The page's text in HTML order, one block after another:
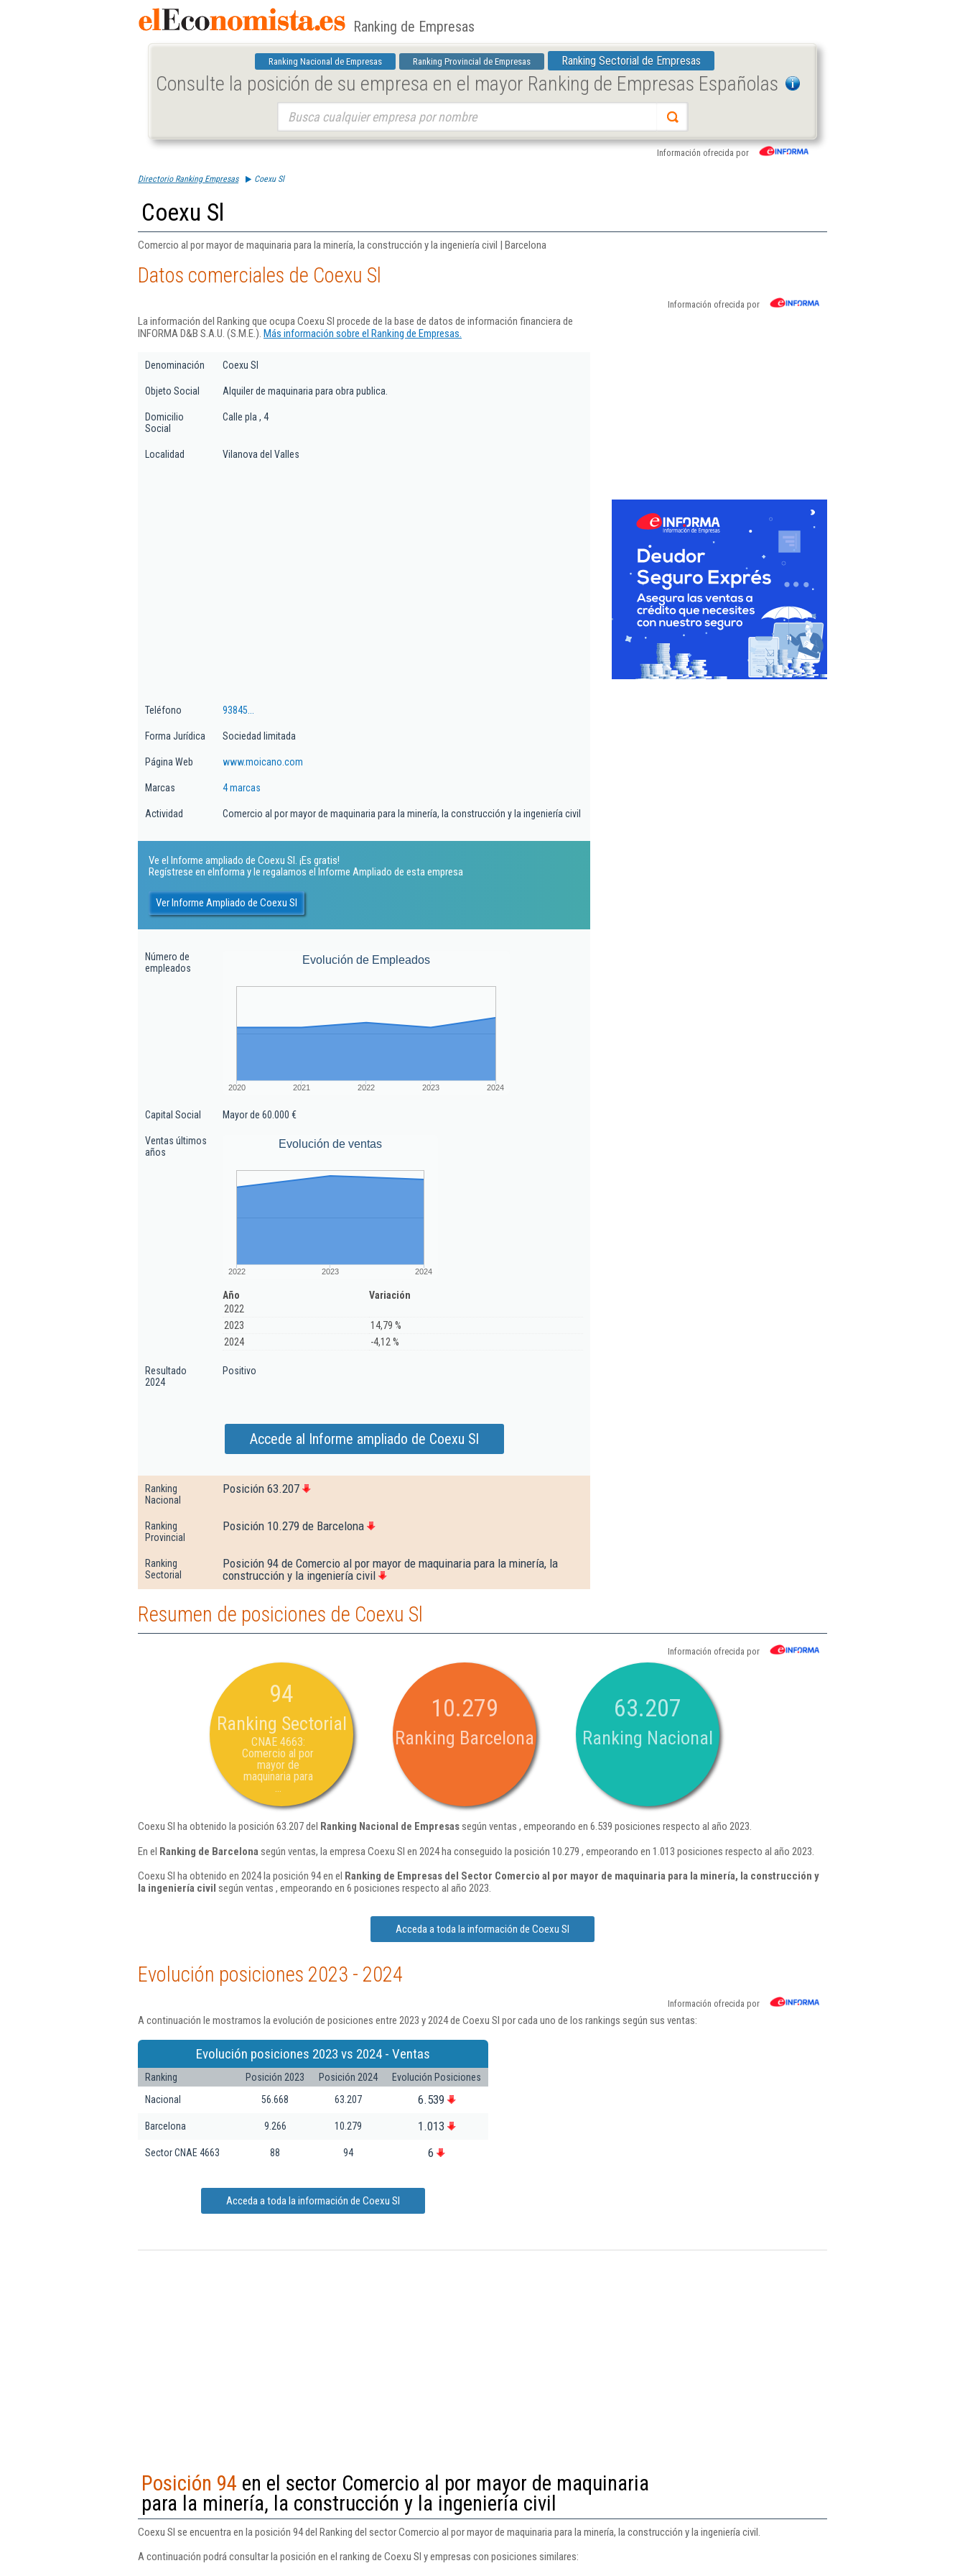
Ranking de Empresas
Ranking Nacional de Empresas Ranking Provincial de Empresas Ranking Sectorial de Empresas
Consulte la posición de su empresa en el mayor Ranking de Empresas Españolas
Información ofrecida por
Directorio Ranking Empresas Coexu Sl
Coexu Sl
Comercio al por mayor de maquinaria para la minería, la construcción y la ingeniería civil | Barcelona
Datos comerciales de Coexu Sl
Información ofrecida por
La información del Ranking que ocupa Coexu Sl procede de la base de datos de información financiera de
INFORMA D&B S.A.U. (S.M.E.). Más información sobre el Ranking de Empresas.
Denominación Coexu Sl
Objeto Social Alquiler de maquinaria para obra publica.
Domicilio
Social
Calle pla , 4
Localidad Vilanova del Valles
Teléfono 93845...
Forma Jurídica Sociedad limitada
Página Web www.moicano.com
Marcas 4 marcas
Actividad Comercio al por mayor de maquinaria para la minería, la construcción y la ingeniería civil
Ve el Informe ampliado de Coexu Sl. ¡Es gratis!
Regístrese en eInforma y le regalamos el Informe Ampliado de esta empresa
Ver Informe Ampliado de Coexu Sl
Número de
empleados
Evolución de Empleados
2020 2021 2022 2023 2024
Capital Social Mayor de 60.000 €
Ventas últimos
años
Evolución de ventas
2022 2023 2024
Año
Variación
2022
2023
14,79 %
2024
-4,12 %
Resultado
2024
Positivo
Accede al Informe ampliado de Coexu Sl
Ranking
Nacional
Posición 63.207
Ranking
Provincial
Posición 10.279 de Barcelona
Ranking
Sectorial
Posición 94 de Comercio al por mayor de maquinaria para la minería, la
construcción y la ingeniería civil
Resumen de posiciones de Coexu Sl
Información ofrecida por
94
Ranking Sectorial
CNAE 4663:
Comercio al por
mayor de
maquinaria para
...
10.279
Ranking Barcelona
63.207
Ranking Nacional
Coexu Sl ha obtenido la posición 63.207 del Ranking Nacional de Empresassegún ventas , empeorando en 6.539 posiciones respecto al año 2023.
En el Ranking de Barcelona según ventas, la empresa Coexu Sl en 2024 ha conseguido la posición 10.279 , empeorando en 1.013 posiciones respecto al año 2023.
Coexu Sl ha obtenido en 2024 la posición 94 en el Ranking de Empresas del Sector Comercio al por mayor de maquinaria para la minería, la construcción y
la ingeniería civil según ventas , empeorando en 6 posiciones respecto al año 2023.
Acceda a toda la información de Coexu Sl
Evolución posiciones 2023 - 2024
Información ofrecida por
A continuación le mostramos la evolución de posiciones entre 2023 y 2024 de Coexu Sl por cada uno de los rankings según sus ventas:
Evolución posiciones 2023 vs 2024 - Ventas
Ranking Posición 2023 Posición 2024
Evolución Posiciones
Nacional
56.668 63.207 6.539
Barcelona 9.266 10.279 1.013
Sector CNAE 4663 88 94 6
Acceda a toda la información de Coexu Sl
Posición 94 en el sector Comercio al por mayor de maquinaria
para la minería, la construcción y la ingeniería civil
Coexu Sl se encuentra en la posición 94 del Ranking del sector Comercio al por mayor de maquinaria para la minería, la construcción y la ingeniería civil.
A continuación podrá consultar la posición en el ranking de Coexu Sl y empresas con posiciones similares: